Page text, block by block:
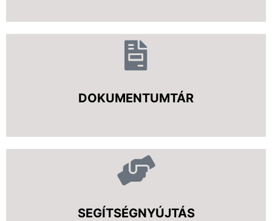
DOKUMENTUMTÁR
SEGÍTSÉGNYÚJTÁS